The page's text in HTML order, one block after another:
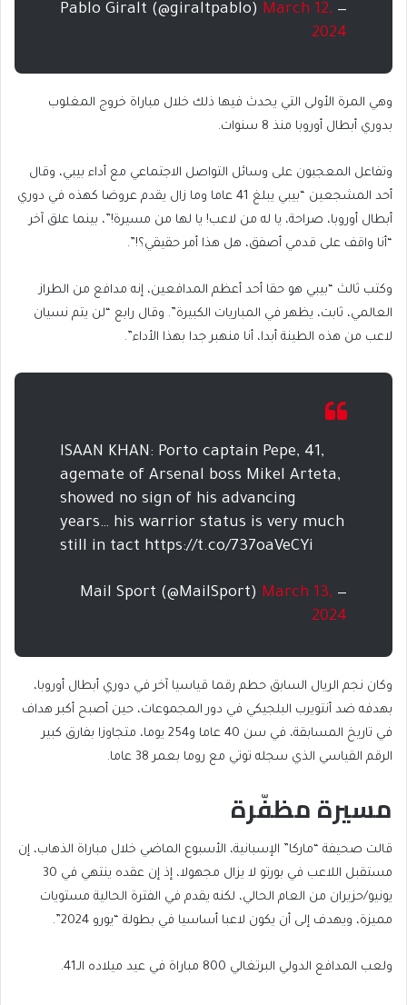
— Pablo Giralt (@giraltpablo)
March 12,
2024
وهي المرة الأولى التي يحدث فيها ذلك خلال مباراة خروج المغلوب
بدوري أبطال أوروبا منذ 8 سنوات.
وتفاعل المعجبون على وسائل التواصل الاجتماعي مع أداء بيبي، وقال
أحد المشجعين “بيبي يبلغ 41 عاما وما زال يقدم عروضا كهذه في دوري
أبطال أوروبا، صراحة، يا له من لاعب! يا لها من مسيرة!”، بينما علق آخر
“أنا واقف على قدمي أصفق، هل هذا أمر حقيقي؟!”.
وكتب ثالث “بيبي هو حقا أحد أعظم المدافعين، إنه مدافع من الطراز
العالمي، ثابت، يظهر في المباريات الكبيرة”. وقال رابع “لن يتم نسيان
لاعب من هذه الطينة أبدا، أنا منهبر جدا بهذا الأداء”.
ISAAN KHAN: Porto captain Pepe, 41,
agemate of Arsenal boss Mikel Arteta,
showed no sign of his advancing
years… his warrior status is very much
still in tact https://t.co/737oaVeCYi
— Mail Sport (@MailSport)
March 13,
2024
وكان نجم الريال السابق حطم رقما قياسيا آخر في دوري أبطال أوروبا،
بهدفه ضد أنتويرب البلجيكي في دور المجموعات، حين أصبح أكبر هداف
في تاريخ المسابقة، في سن 40 عاما و254 يوما، متجاوزا بفارق كبير
الرقم القياسي الذي سجله توتي مع روما بعمر 38 عاما.
مسيرة مظفّرة
قالت صحيفة “ماركا” الإسبانية، الأسبوع الماضي خلال مباراة الذهاب، إن
مستقبل اللاعب في بورتو لا يزال مجهولا، إذ إن عقده ينتهي في 30
يونيو/حزيران من العام الحالي، لكنه يقدم في الفترة الحالية مستويات
مميزة، ويهدف إلى أن يكون لاعبا أساسيا في بطولة “يورو 2024”.
ولعب المدافع الدولي البرتغالي 800 مباراة في عيد ميلاده الـ41.